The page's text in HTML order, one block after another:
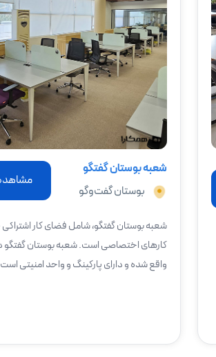
شعبه بوستان گفتگو
بوستان گفت‌وگو
شعبه بوستان گفتگو، شامل فضای کار اشتراکی
کارهای اختصاصی است. شعبه بوستان گفتگو
واقع شده و دارای پارکینگ و واحد امنیتی